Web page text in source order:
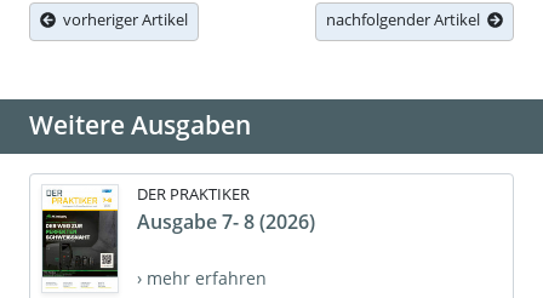
vorheriger Artikel nachfolgender Artikel
Weitere Ausgaben
DER PRAKTIKER
Ausgabe 7- 8 (2026)
› mehr erfahren